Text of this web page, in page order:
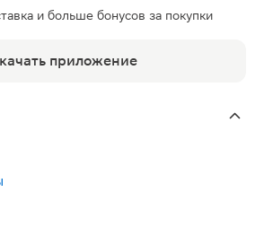
и больше бонусов за покупки
приложение